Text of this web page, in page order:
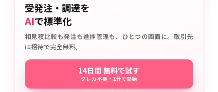
受発注・調達を
AIで標準化
相見積比較も発注も進捗管理も、ひとつの画面に。取引先
は招待で完全無料。
14日間 無料で試す
クレカ不要・1分で開始